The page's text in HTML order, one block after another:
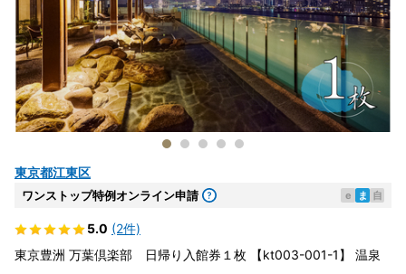
東京都江東区
ワンストップ特例オンライン申請 e ま 自
5.0 (2件)
東京豊洲 万葉倶楽部 日帰り入館券１枚 【kt003-001-1】 温泉